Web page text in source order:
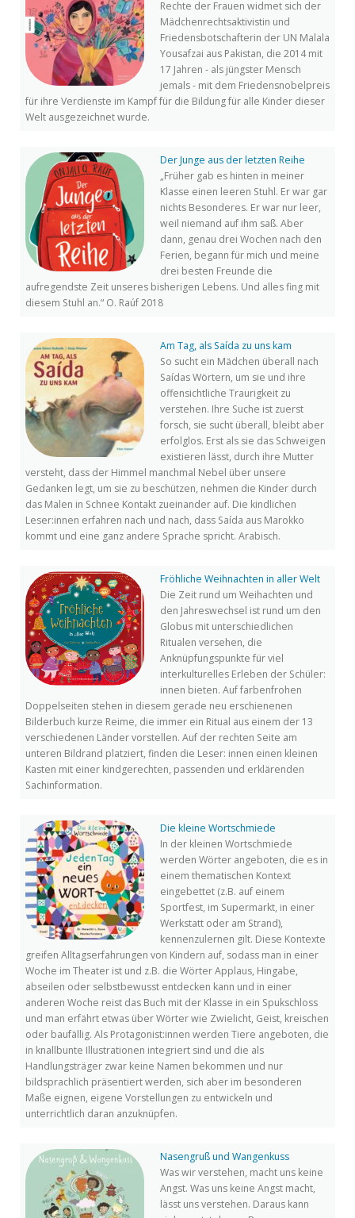
Rechte der Frauen widmet sich der
Mädchenrechtsaktivistin und
Friedensbotschafterin der UN Malala
Yousafzai aus Pakistan, die 2014 mit
17 Jahren - als jüngster Mensch
jemals - mit dem Friedensnobelpreis
für ihre Verdienste im Kampf für die Bildung für alle Kinder dieser
Welt ausgezeichnet wurde.
Der Junge aus der letzten Reihe
„Früher gab es hinten in meiner
Klasse einen leeren Stuhl. Er war gar
nichts Besonderes. Er war nur leer,
weil niemand auf ihm saß. Aber
dann, genau drei Wochen nach den
Ferien, begann für mich und meine
drei besten Freunde die
aufregendste Zeit unseres bisherigen Lebens. Und alles fing mit
diesem Stuhl an.“ O. Raúf 2018
Am Tag, als Saída zu uns kam
So sucht ein Mädchen überall nach
Saídas Wörtern, um sie und ihre
offensichtliche Traurigkeit zu
verstehen. Ihre Suche ist zuerst
forsch, sie sucht überall, bleibt aber
erfolglos. Erst als sie das Schweigen
existieren lässt, durch ihre Mutter
versteht, dass der Himmel manchmal Nebel über unsere
Gedanken legt, um sie zu beschützen, nehmen die Kinder durch
das Malen in Schnee Kontakt zueinander auf. Die kindlichen
Leser:innen erfahren nach und nach, dass Saída aus Marokko
kommt und eine ganz andere Sprache spricht. Arabisch.
Fröhliche Weihnachten in aller Welt
Die Zeit rund um Weihachten und
den Jahreswechsel ist rund um den
Globus mit unterschiedlichen
Ritualen versehen, die
Anknüpfungspunkte für viel
interkulturelles Erleben der Schüler:
innen bieten. Auf farbenfrohen
Doppelseiten stehen in diesem gerade neu erschienenen
Bilderbuch kurze Reime, die immer ein Ritual aus einem der 13
verschiedenen Länder vorstellen. Auf der rechten Seite am
unteren Bildrand platziert, finden die Leser: innen einen kleinen
Kasten mit einer kindgerechten, passenden und erklärenden
Sachinformation.
Die kleine Wortschmiede
In der kleinen Wortschmiede
werden Wörter angeboten, die es in
einem thematischen Kontext
eingebettet (z.B. auf einem
Sportfest, im Supermarkt, in einer
Werkstatt oder am Strand),
kennenzulernen gilt. Diese Kontexte
greifen Alltagserfahrungen von Kindern auf, sodass man in einer
Woche im Theater ist und z.B. die Wörter Applaus, Hingabe,
abseilen oder selbstbewusst entdecken kann und in einer
anderen Woche reist das Buch mit der Klasse in ein Spukschloss
und man erfährt etwas über Wörter wie Zwielicht, Geist, kreischen
oder baufällig. Als Protagonist:innen werden Tiere angeboten, die
in knallbunte Illustrationen integriert sind und die als
Handlungsträger zwar keine Namen bekommen und nur
bildsprachlich präsentiert werden, sich aber im besonderen
Maße eignen, eigene Vorstellungen zu entwickeln und
unterrichtlich daran anzuknüpfen.
Nasengruß und Wangenkuss
Was wir verstehen, macht uns keine
Angst. Was uns keine Angst macht,
lässt uns verstehen. Daraus kann